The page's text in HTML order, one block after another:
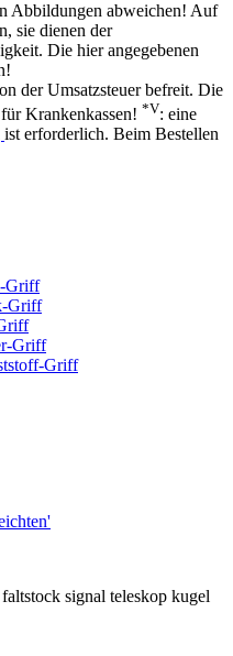
Abbildungen abweichen! Auf
sie dienen der
Die hier angegebenen
der Umsatzsteuer befreit. Die
für Krankenkassen! *V: eine
ist erforderlich. Beim Bestellen
Griff
Griff
Griff
Griff
faltstock signal teleskop kugel